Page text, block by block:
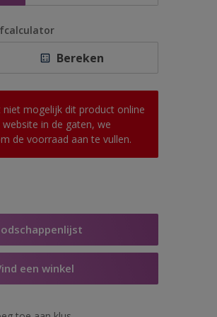
Bereken
mogelijk dit product online
in de gaten, we
de voorraad aan te vullen.
een winkel